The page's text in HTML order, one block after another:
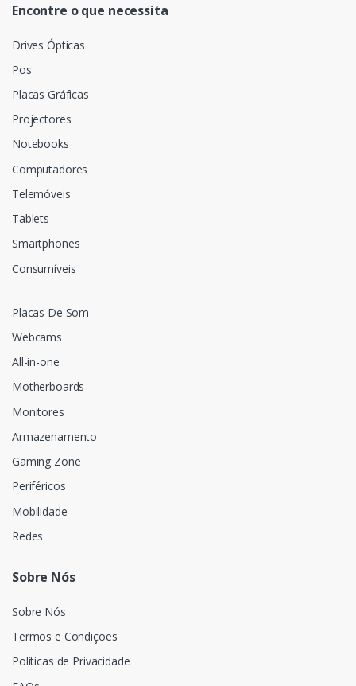
Encontre o que necessita
Drives Ópticas
Pos
Placas Gráficas
Projectores
Notebooks
Computadores
Telemóveis
Tablets
Smartphones
Consumíveis
Placas De Som
Webcams
All-in-one
Motherboards
Monitores
Armazenamento
Gaming Zone
Periféricos
Mobilidade
Redes
Sobre Nós
Sobre Nós
Termos e Condições
Políticas de Privacidade